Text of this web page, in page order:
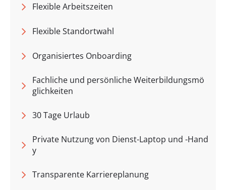
Flexible Arbeitszeiten
Flexible Standortwahl
Organisiertes Onboarding
Fachliche und persönliche Weiterbildungsmö
glichkeiten
30 Tage Urlaub
Private Nutzung von Dienst-Laptop und -Hand
y
Transparente Karriereplanung